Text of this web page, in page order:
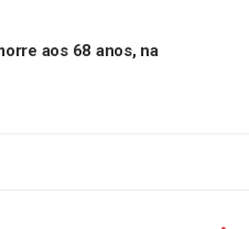
aos 68 anos, na